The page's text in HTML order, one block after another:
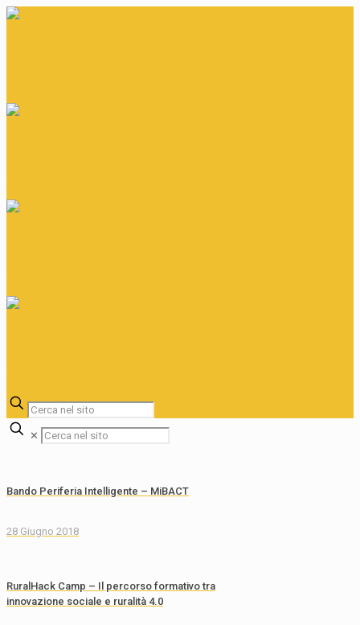
✕
Bando Periferia Intelligente – MiBACT
28 Giugno 2018
RuralHack Camp – Il percorso formativo tra
innovazione sociale e ruralità 4.0